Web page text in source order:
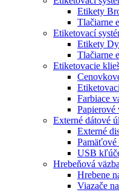
Etikety
Tlačiarne
Etiketovací
Etikety
Tlačiarne
Etiketovacie
Farbiace
Papierové
Externé dátové
Externé
Pamäťové
USB
Hrebeňová väzba
Hrebene
Viazače